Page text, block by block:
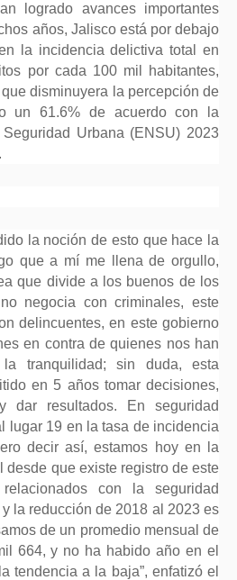
logrado avances importantes
años, Jalisco está por debajo
la incidencia delictiva total en
por cada 100 mil habitantes,
disminuyera la percepción de
un 61.6% de acuerdo con la
Urbana (ENSU) 2023
la noción de esto que hace la
que a mí me llena de orgullo,
que divide a los buenos de los
negocia con criminales, este
delincuentes, en este gobierno
en contra de quienes nos han
tranquilidad; sin duda, esta
en 5 años tomar decisiones,
dar resultados. En seguridad
lugar 19 en la tasa de incidencia
decir así, estamos hoy en la
desde que existe registro de este
con la seguridad
la reducción de 2018 al 2023 es
de un promedio mensual de
664, y no ha habido año en el
tendencia a la baja”, enfatizó el